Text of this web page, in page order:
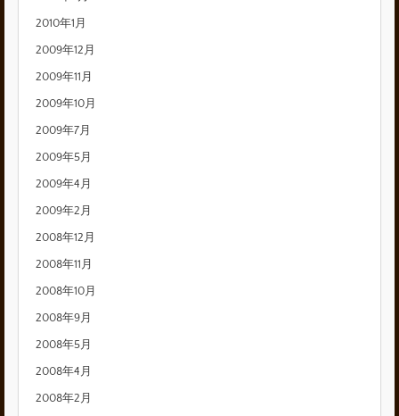
2010年1月
2009年12月
2009年11月
2009年10月
2009年7月
2009年5月
2009年4月
2009年2月
2008年12月
2008年11月
2008年10月
2008年9月
2008年5月
2008年4月
2008年2月